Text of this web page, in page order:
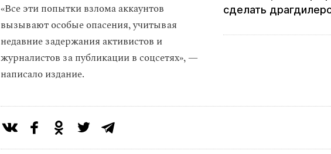
сделать
«Все эти попытки взлома аккаунтов
вызывают особые опасения, учитывая
недавние задержания активистов и
журналистов за публикации в соцсетях», —
написало издание.